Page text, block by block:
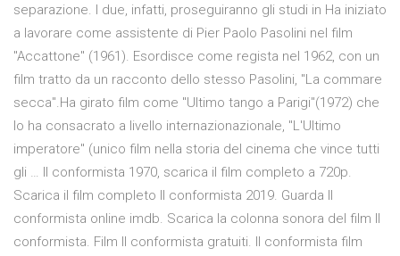
separazione. I due, infatti, proseguiranno gli studi in Ha iniziato
a lavorare come assistente di Pier Paolo Pasolini nel film
"Accattone" (1961). Esordisce come regista nel 1962, con un
film tratto da un racconto dello stesso Pasolini, "La commare
secca".Ha girato film come "Ultimo tango a Parigi"(1972) che
lo ha consacrato a livello internazionazionale, "L'Ultimo
imperatore" (unico film nella storia del cinema che vince tutti
gli … Il conformista 1970, scarica il film completo a 720p.
Scarica il film completo Il conformista 2019. Guarda Il
conformista online imdb. Scarica la colonna sonora del film Il
conformista. Film Il conformista gratuiti. Il conformista film